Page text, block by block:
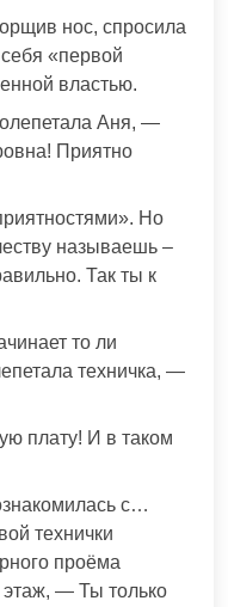
нос, спросила
«первой
властью.
Аня, —
Приятно
Но
называешь –
Так ты к
то ли
техничка, —
плату! И в таком
с…
технички
проёма
— Ты только